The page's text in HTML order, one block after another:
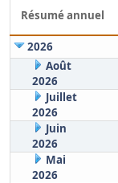
Résumé annuel
2026
Août
2026
Juillet
2026
Juin
2026
Mai
2026